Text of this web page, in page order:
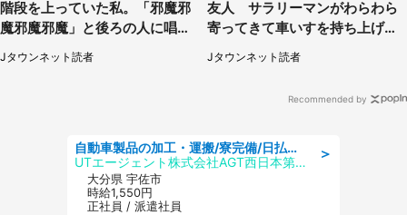
階段を上っていた私。「邪魔邪
魔邪魔邪魔」と後ろの人に唱え
られて（神奈川県・30代女性）
Jタウンネット読者
友人 サラリーマンがわらわら
寄ってきて車いすを持ち上げ連
れて行った（福岡県・60代女
性）
Jタウンネット読者
Recommended by
＞
自動車製品の加工・運搬/寮完備/日払い/工場・製造
UTエージェント株式会社AGT西日本第二CU
大分県 宇佐市
時給1,550円
正社員 / 派遣社員